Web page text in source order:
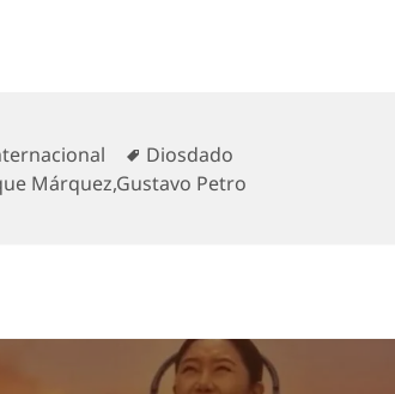
Etiquetas
Diosdado
Márquez,Gustavo Petro